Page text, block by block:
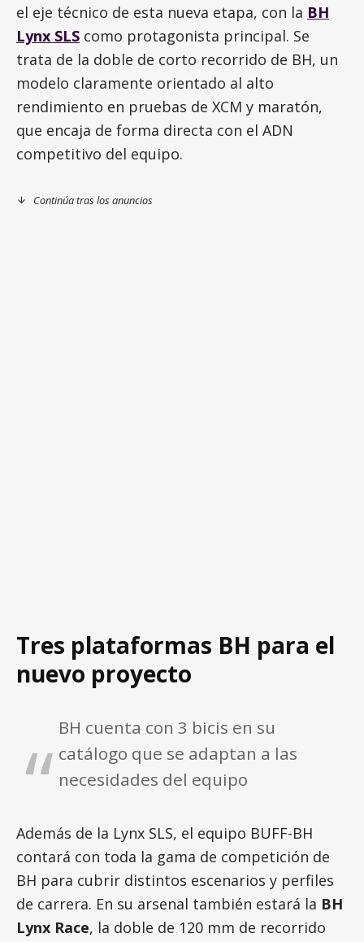
el eje técnico de esta nueva etapa, con la BH
Lynx SLS como protagonista principal. Se
trata de la doble de corto recorrido de BH, un
modelo claramente orientado al alto
rendimiento en pruebas de XCM y maratón,
que encaja de forma directa con el ADN
competitivo del equipo.
Continúa tras los anuncios
Tres plataformas BH para el
nuevo proyecto
BH cuenta con 3 bicis en su
catálogo que se adaptan a las
necesidades del equipo
Además de la Lynx SLS, el equipo BUFF-BH
contará con toda la gama de competición de
BH para cubrir distintos escenarios y perfiles
de carrera. En su arsenal también estará la BH
Lynx Race, la doble de 120 mm de recorrido